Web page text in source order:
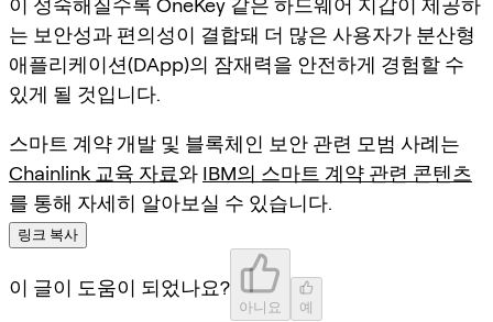
이 성숙해질수록 OneKey 같은 하드웨어 지갑이 제공하
는 보안성과 편의성이 결합돼 더 많은 사용자가 분산형
애플리케이션(DApp)의 잠재력을 안전하게 경험할 수
있게 될 것입니다.
스마트 계약 개발 및 블록체인 보안 관련 모범 사례는
Chainlink 교육 자료와 IBM의 스마트 계약 관련 콘텐츠
를 통해 자세히 알아보실 수 있습니다.
링크 복사
이 글이 도움이 되었나요?
아니요 예